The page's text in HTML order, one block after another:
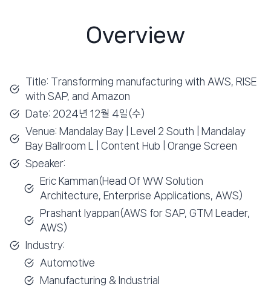
Overview
Title: Transforming manufacturing with AWS, RISE
with SAP, and Amazon
Date: 2024년 12월 4일(수)
Venue: Mandalay Bay | Level 2 South | Mandalay
Bay Ballroom L | Content Hub | Orange Screen
Speaker:
Eric Kamman(Head Of WW Solution
Architecture, Enterprise Applications, AWS)
Prashant Iyappan(AWS for SAP, GTM Leader,
AWS)
Industry:
Automotive
Manufacturing & Industrial